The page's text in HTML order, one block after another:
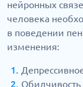
нейронных
человека
в поведении
изменения:
Обидчивость